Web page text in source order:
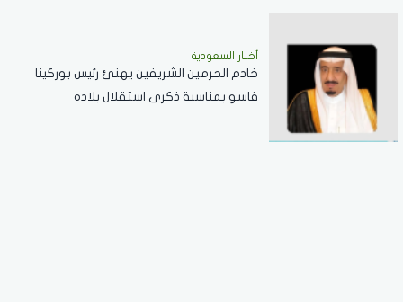
أخبار السعودية
خادم الحرمين الشريفين يهنئ رئيس بوركينا
فاسو بمناسبة ذكرى استقلال بلاده